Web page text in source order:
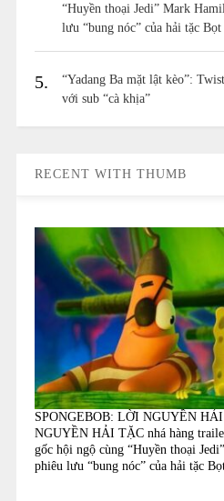
“Huyền thoại Jedi” Mark
lưu “bung nóc” của hải tặc Bọt
5.
“Yadang Ba mặt lật kèo”:
với sub “cà khịa”
RECENT WITH THUMB
SPONGEBOB: LỜI NGUYỀN
NGUYỀN HẢI TẶC nhá hàng
gốc hội ngộ cùng “Huyền thoại
phiêu lưu “bung nóc” của hải tặc